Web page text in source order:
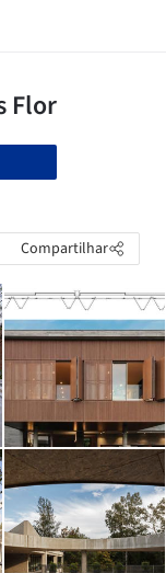
Compartilhar